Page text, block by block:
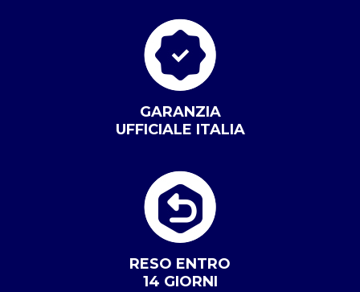
GARANZIA
UFFICIALE ITALIA
RESO ENTRO
14 GIORNI